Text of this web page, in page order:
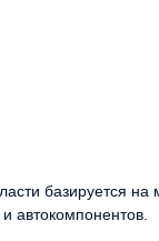
базируется на
автокомпонентов.